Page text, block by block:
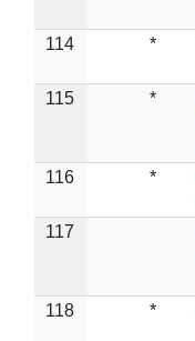
114 *
115 *
116 *
117
118 *